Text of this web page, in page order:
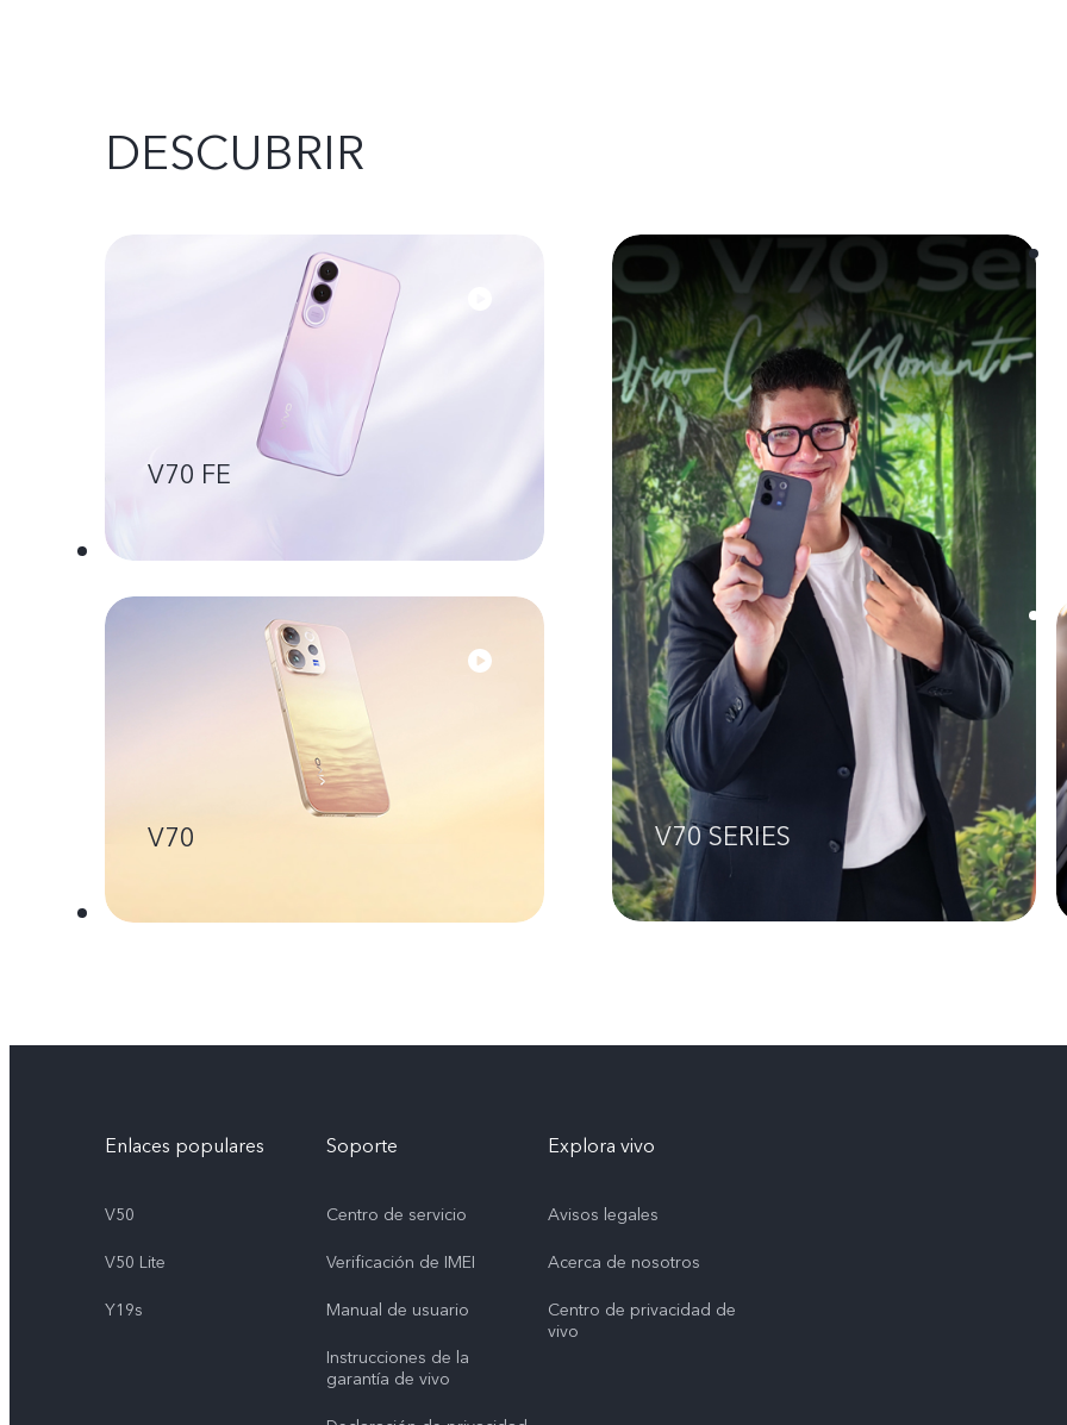
DESCUBRIR
V70 FE
V70 SERIES
V70
Enlaces populares
V50
V50 Lite
Y19s
Soporte
Centro de servicio
Verificación de IMEI
Manual de usuario
Instrucciones de la
garantía de vivo
Explora vivo
Avisos legales
Acerca de nosotros
Centro de privacidad de
vivo